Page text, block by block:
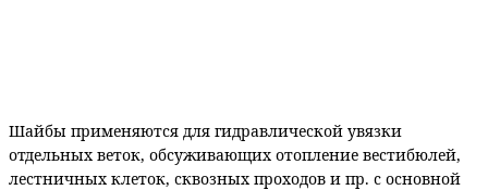
Шайбы применяются для гидравлической увязки
отдельных веток, обсуживающих отопление вестибюлей,
лестничных клеток, сквозных проходов и пр. с основной